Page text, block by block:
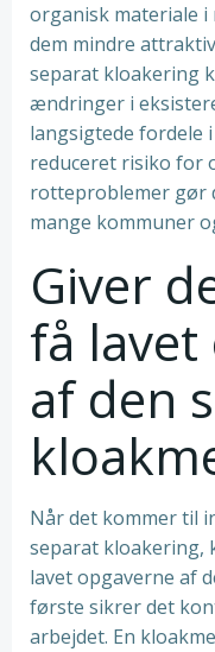
organisk materiale
dem mindre
separat kloakering
ændringer i
langsigtede fordele
reduceret risiko for
rotteproblemer gør
mange kommuner
Giver
få lavet
af den
Når det kommer til
separat kloakering,
lavet opgaverne af
første sikrer det
arbejdet. En